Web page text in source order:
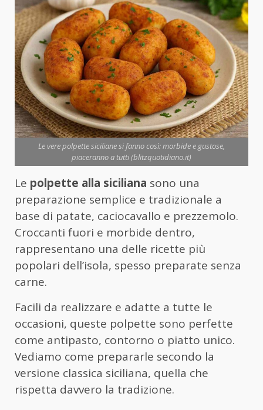
Le vere polpette siciliane si fanno così: morbide e gustose,
piaceranno a tutti (blitzquotidiano.it)
Le polpette alla siciliana sono una
preparazione semplice e tradizionale a
base di patate, caciocavallo e prezzemolo.
Croccanti fuori e morbide dentro,
rappresentano una delle ricette più
popolari dell’isola, spesso preparate senza
carne.
Facili da realizzare e adatte a tutte le
occasioni, queste polpette sono perfette
come antipasto, contorno o piatto unico.
Vediamo come prepararle secondo la
versione classica siciliana, quella che
rispetta davvero la tradizione.